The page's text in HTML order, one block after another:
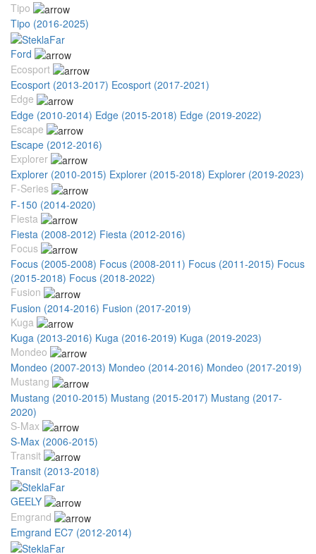
Tipo
Tipo (2016-2025)
Ford
Ecosport
Ecosport (2013-2017) Ecosport (2017-2021)
Edge
Edge (2010-2014) Edge (2015-2018) Edge (2019-2022)
Escape
Escape (2012-2016)
Explorer
Explorer (2010-2015) Explorer (2015-2018) Explorer (2019-2023)
F-Series
F-150 (2014-2020)
Fiesta
Fiesta (2008-2012) Fiesta (2012-2016)
Focus
Focus (2005-2008) Focus (2008-2011) Focus (2011-2015) Focus
(2015-2018) Focus (2018-2022)
Fusion
Fusion (2014-2016) Fusion (2017-2019)
Kuga
Kuga (2013-2016) Kuga (2016-2019) Kuga (2019-2023)
Mondeo
Mondeo (2007-2013) Mondeo (2014-2016) Mondeo (2017-2019)
Mustang
Mustang (2010-2015) Mustang (2015-2017) Mustang (2017-
2020)
S-Max
S-Max (2006-2015)
Transit
Transit (2013-2018)
GEELY
Emgrand
Emgrand EC7 (2012-2014)